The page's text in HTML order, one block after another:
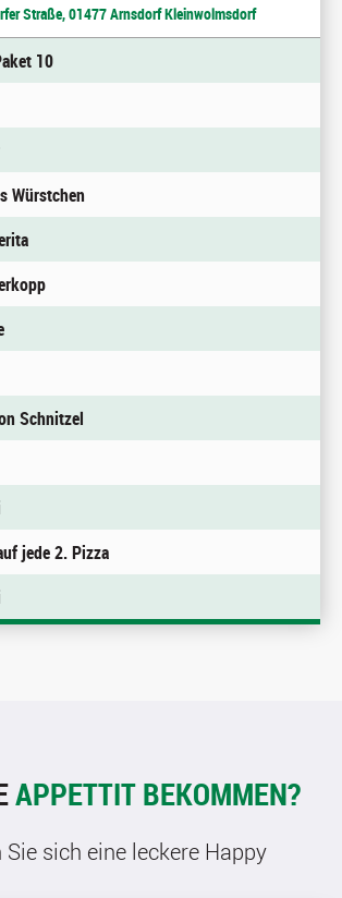
Straße, 01477 Arnsdorf Kleinwolmsdorf
10
Würstchen
Schnitzel
jede 2. Pizza
APPETTIT BEKOMMEN?
Sie sich eine leckere Happy